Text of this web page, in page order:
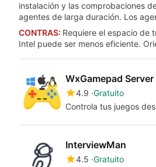
instalación y las comprobaciones
agentes de larga duración. Los
CONTRAS: Requiere el espacio de
Intel puede ser menos eficiente.
WxGamepad
4.9 Gratuito
Controla tus juegos
InterviewMan
4.5 Gratuito